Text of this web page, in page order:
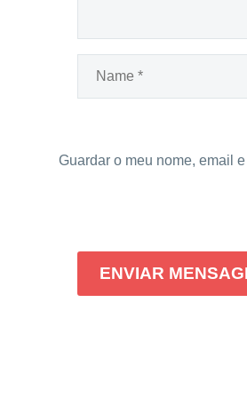
Guardar o meu nome, email
ENVIAR